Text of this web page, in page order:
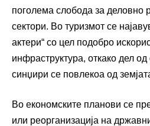
поголема слобода за деловно
сектори. Во туризмот се
актери“ со цел подобро
инфраструктура, откако дел од
синџири се повлекоа од
Во економските планови се
или реорганизација на